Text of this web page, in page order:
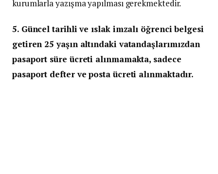
kurumlarla yazışma yapılması gerekmektedir.
5. Güncel tarihli ve ıslak imzalı öğrenci belgesi
getiren 25 yaşın altındaki vatandaşlarımızdan
pasaport süre ücreti alınmamakta, sadece
pasaport defter ve posta ücreti alınmaktadır.